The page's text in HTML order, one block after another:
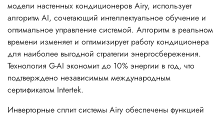
нанометров, нет фотохимических выделений, озона и
других ядовитых газов.
Как и в моделях Clivia, в моделях Airy применен
обновленный модуль Wi-Fi с поддержкой блютуз
соединения, для реализации автоматического поиска и
настройки в местах с большим количеством локальных
сетей Wi-Fi. В инверторных сплит системах Airy
реализованы функции автоматического изменения яркости
модели настенных кондиционеров Airy, использует
алгоритм AI, сочетающий интеллектуальное обучение и
оптимальное управление системой. Алгоритм в реальном
времени изменяет и оптимизирует работу кондиционера
для наиболее выгодной стратегии энергосбережения.
Технология G-AI экономит до 10% энергии в год, что
подтверждено независимым международным
сертификатом Intertek.
Инверторные сплит системы Airy обеспечены функцией